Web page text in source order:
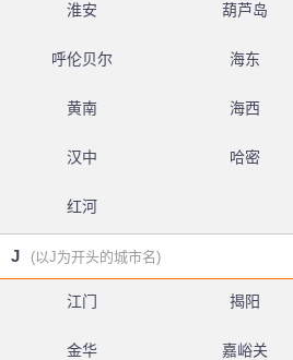
淮安 葫芦岛
呼伦贝尔 海东
黄南 海西
汉中 哈密
红河
J (以J为开头的城市名)
江门 揭阳
金华 嘉峪关